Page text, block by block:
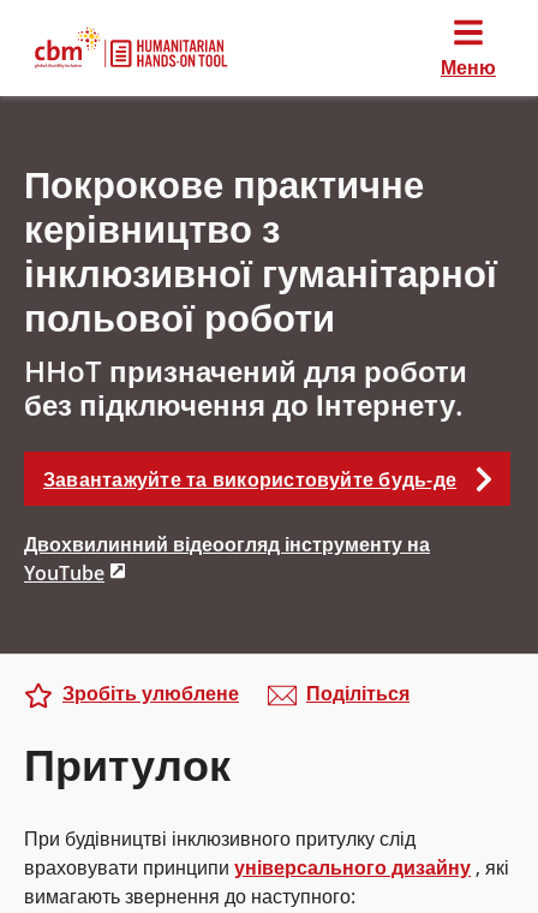
Меню
Покрокове практичне
керівництво з
інклюзивної гуманітарної
польової роботи
HHoT призначений для роботи
без підключення до Інтернету.
Завантажуйте та використовуйте будь-де
Двохвилинний відеоогляд інструменту на
YouTube
Притулок
Зробіть улюблене Поділіться
При будівництві інклюзивного притулку слід
враховувати принципи універсального дизайну , які
вимагають звернення до наступного: